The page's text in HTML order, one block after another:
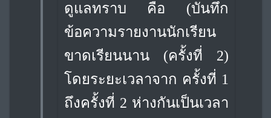
ดูแลทราบ คือ (บันทึก
ข้อความรายงานนักเรียน
ขาดเรียนนาน (ครั้งที่ 2)
โดยระยะเวลาจาก ครั้งที่ 1
ถึงครั้งที่ 2 ห่างกันเป็นเวลา